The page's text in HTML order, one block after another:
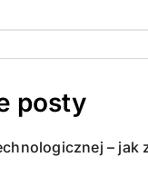
posty
– jak